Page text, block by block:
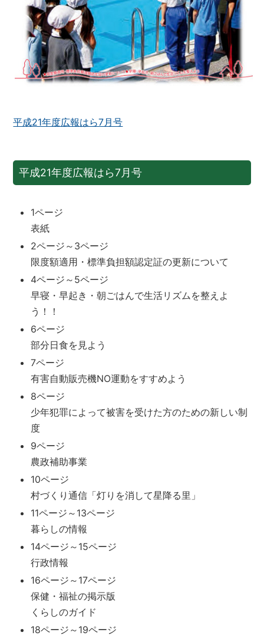
平成21年度広報はら7月号
平成21年度広報はら7月号
1ページ
表紙
2ページ～3ページ
限度額適用・標準負担額認定証の更新について
4ページ～5ページ
早寝・早起き・朝ごはんで生活リズムを整えよ
う！！
6ページ
部分日食を見よう
7ページ
有害自動販売機NO運動をすすめよう
8ページ
少年犯罪によって被害を受けた方のための新しい制
度
9ページ
農政補助事業
10ページ
村づくり通信「灯りを消して星降る里」
11ページ～13ページ
暮らしの情報
14ページ～15ページ
行政情報
16ページ～17ページ
保健・福祉の掲示版
くらしのガイド
18ページ～19ページ